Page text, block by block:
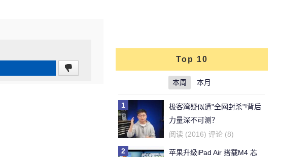
Top 10
本周 本月
1
极客湾疑似遭"全网封杀"!背后
力量深不可测？
阅读 (2016) 评论 (8)
2
苹果升级iPad Air 搭载M4 芯